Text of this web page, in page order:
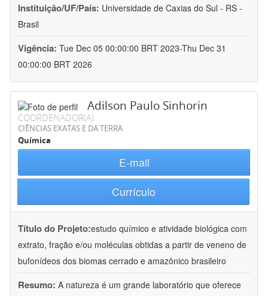
Instituição/UF/País: Universidade de Caxias do Sul - RS -
Brasil
Vigência: Tue Dec 05 00:00:00 BRT 2023-Thu Dec 31
00:00:00 BRT 2026
Adilson Paulo Sinhorin
COORDENADOR(A)
CIÊNCIAS EXATAS E DA TERRA
Química
E-mail
Currículo
Título do Projeto:estudo químico e atividade biológica com
extrato, fração e/ou moléculas obtidas a partir de veneno de
bufonídeos dos biomas cerrado e amazônico brasileiro
Resumo: A natureza é um grande laboratório que oferece